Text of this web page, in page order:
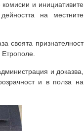
и инициативите
на местните
своята признателност
и доказва,
и в полза на